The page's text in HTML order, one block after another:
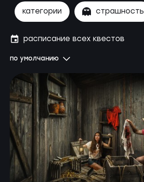
категории страшность
по умолчанию
расписание всех квестов